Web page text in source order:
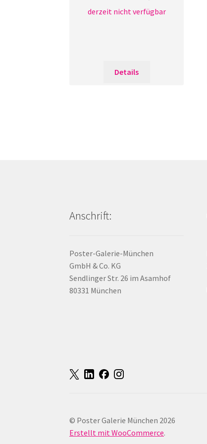
derzeit nicht verfügbar
Details
Anschrift:
Poster-Galerie-München
GmbH & Co. KG
Sendlinger Str. 26 im Asamhof
80331 München
© Poster Galerie München 2026
Erstellt mit WooCommerce.